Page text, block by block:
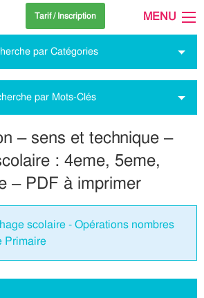
Tarif / Inscription MENU
par Catégories
par Mots-Clés
– sens et technique –
: 4eme, 5eme,
– PDF à imprimer
scolaire - Opérations nombres
Primaire